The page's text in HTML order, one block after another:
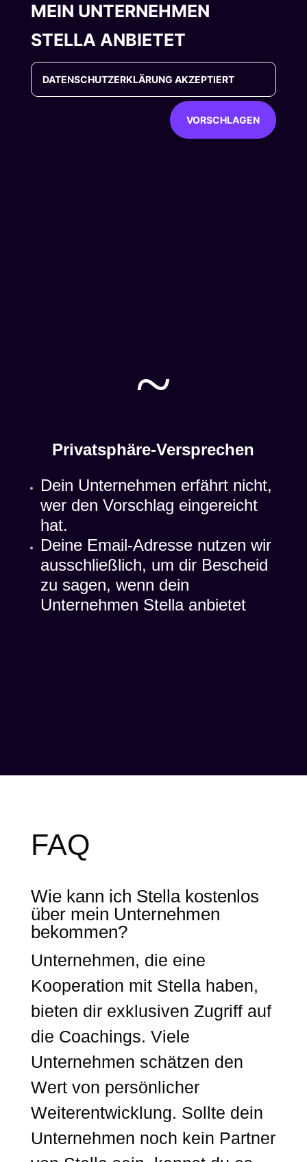
MEIN UNTERNEHMEN
STELLA ANBIETET
VORSCHLAGEN
~
Privatsphäre-Versprechen
Dein Unternehmen erfährt nicht,
wer den Vorschlag eingereicht
hat.
Deine Email-Adresse nutzen wir
ausschließlich, um dir Bescheid
zu sagen, wenn dein
Unternehmen Stella anbietet
FAQ
Wie kann ich Stella kostenlos
über mein Unternehmen
bekommen?
Unternehmen, die eine
Kooperation mit Stella haben,
bieten dir exklusiven Zugriff auf
die Coachings. Viele
Unternehmen schätzen den
Wert von persönlicher
Weiterentwicklung. Sollte dein
Unternehmen noch kein Partner